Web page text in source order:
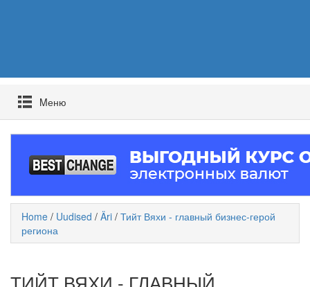
Mеню
Home / Uudised / Äri / Тийт Вяхи - главный бизнес-герой
региона